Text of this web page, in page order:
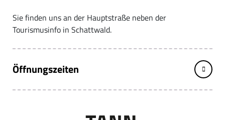
Sie finden uns an der Hauptstraße neben der
Tourismusinfo in Schattwald.
Öffnungszeiten